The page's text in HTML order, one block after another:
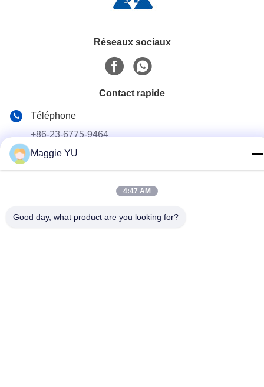
Réseaux sociaux
Contact rapide
Téléphone
+86-23-6775-9464
E-mail
4FL, B3 Saturn Builing, route d'étoile de no. 98, nouvelle
zone du nord, Chongqing, Chine
Maggie YU
4:47 AM
Good day, what product are you looking for?